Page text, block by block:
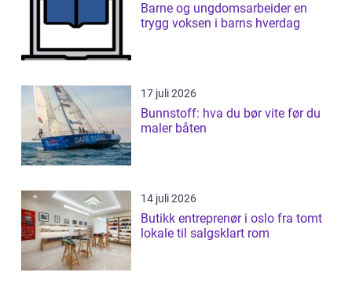
Barne og ungdomsarbeider en
trygg voksen i barns hverdag
17 juli 2026
Bunnstoff: hva du bør vite før du
maler båten
14 juli 2026
Butikk entreprenør i oslo fra tomt
lokale til salgsklart rom